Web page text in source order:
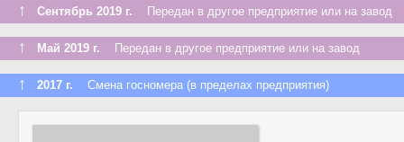
↑ Сентябрь 2019 г. Передан в другое предприятие или на завод
↑ Май 2019 г. Передан в другое предприятие или на завод
↑ 2017 г. Смена госномера (в пределах предприятия)